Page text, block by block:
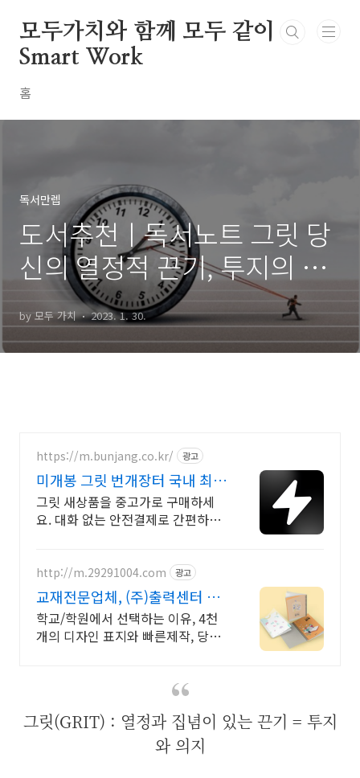
모두가치와 함께 모두 같이
Smart Work
홈
독서만렙
도서추천ㅣ독서노트 그릿 당
신의 열정적 끈기, 투지의 힘
은 몇 점인가요?_2편
by 모두 가치 2023. 1. 30.
https://m.bunjang.co.kr/ 광고
미개봉 그릿 번개장터 국내 최대
브랜드 중고거래
그릿 새상품을 중고가로 구매하세
요. 대화 없는 안전결제로 간편하게!
상품 업로드
http://m.29291004.com 광고
교재전문업체, (주)출력센터 전
인쇄물 수출입 지원
학교/학원에서 선택하는 이유, 4천
개의 디자인 표지와 빠른제작, 당일
그릿(GRIT) : 열정과 집념이 있는 끈기 = 투지
와 의지